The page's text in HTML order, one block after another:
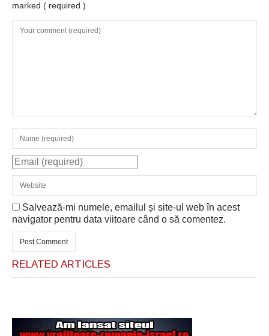
marked ( required )
Salvează-mi numele, emailul și site-ul web în acest
navigator pentru data viitoare când o să comentez.
RELATED ARTICLES